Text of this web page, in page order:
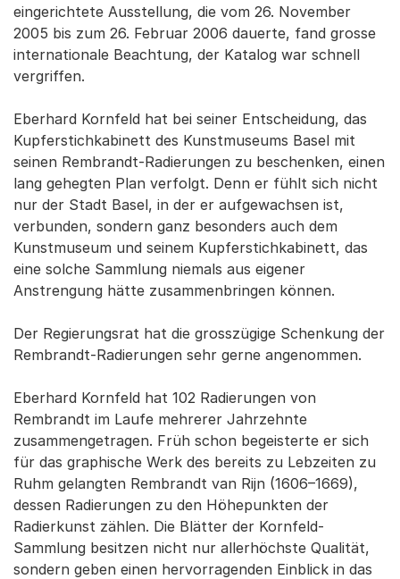
eingerichtete Ausstellung, die vom 26. November
2005 bis zum 26. Februar 2006 dauerte, fand grosse
internationale Beachtung, der Katalog war schnell
vergriffen.
Eberhard Kornfeld hat bei seiner Entscheidung, das
Kupferstichkabinett des Kunstmuseums Basel mit
seinen Rembrandt-Radierungen zu beschenken, einen
lang gehegten Plan verfolgt. Denn er fühlt sich nicht
nur der Stadt Basel, in der er aufgewachsen ist,
verbunden, sondern ganz besonders auch dem
Kunstmuseum und seinem Kupferstichkabinett, das
eine solche Sammlung niemals aus eigener
Anstrengung hätte zusammenbringen können.
Der Regierungsrat hat die grosszügige Schenkung der
Rembrandt-Radierungen sehr gerne angenommen.
Eberhard Kornfeld hat 102 Radierungen von
Rembrandt im Laufe mehrerer Jahrzehnte
zusammengetragen. Früh schon begeisterte er sich
für das graphische Werk des bereits zu Lebzeiten zu
Ruhm gelangten Rembrandt van Rijn (1606–1669),
dessen Radierungen zu den Höhepunkten der
Radierkunst zählen. Die Blätter der Kornfeld-
Sammlung besitzen nicht nur allerhöchste Qualität,
sondern geben einen hervorragenden Einblick in das